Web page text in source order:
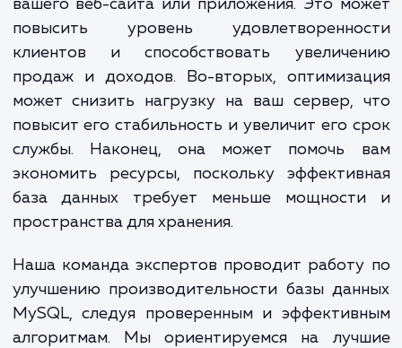
разрабатываем и внедряем решения
улучшения этих областей, которые
включать оптимизацию запросов,
сервера, переработку схемы данных и
другое.
Достижение этих услуг может привести к
преимуществ. Во-первых,
производительности вашей базы данных
вашего веб-сайта или приложения. Это
повысить уровень
клиентов и способствовать